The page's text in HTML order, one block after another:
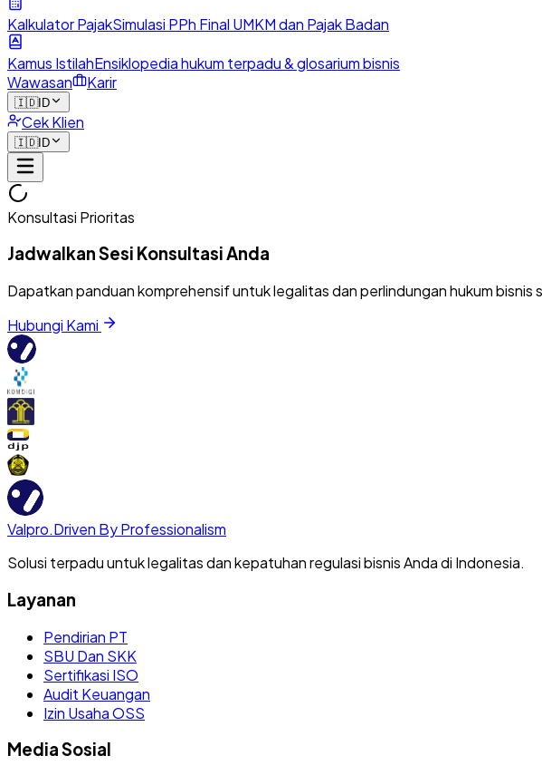
Kalkulator PajakSimulasi PPh Final UMKM dan Pajak Badan
Kamus IstilahEnsiklopedia hukum terpadu & glosarium bisnis
Wawasan
Karir
🇮🇩ID
Cek Klien
🇮🇩ID
Konsultasi Prioritas
Jadwalkan Sesi Konsultasi Anda
Dapatkan panduan komprehensif untuk legalitas dan perlindungan hukum bisnis
Hubungi Kami
Valpro.Driven By Professionalism
Solusi terpadu untuk legalitas dan kepatuhan regulasi bisnis Anda di Indonesia.
Layanan
Pendirian PT
SBU Dan SKK
Sertifikasi ISO
Audit Keuangan
Izin Usaha OSS
Media Sosial